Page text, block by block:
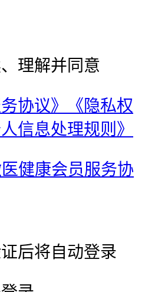
理解并同意
协议》
《隐私权
信息处理规则》
医健康会员服务协
后将自动登录